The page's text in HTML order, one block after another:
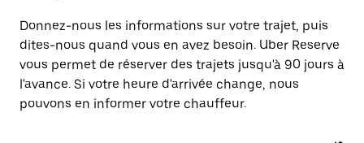
Donnez-nous les informations sur votre trajet, puis
dites-nous quand vous en avez besoin. Uber Reserve
vous permet de réserver des trajets jusqu'à 90 jours à
l'avance. Si votre heure d'arrivée change, nous
pouvons en informer votre chauffeur.